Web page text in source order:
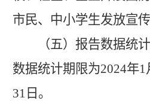
市民、中小学生发放宣
（五）报告数据统
数据统计期限为2024年1
31日。